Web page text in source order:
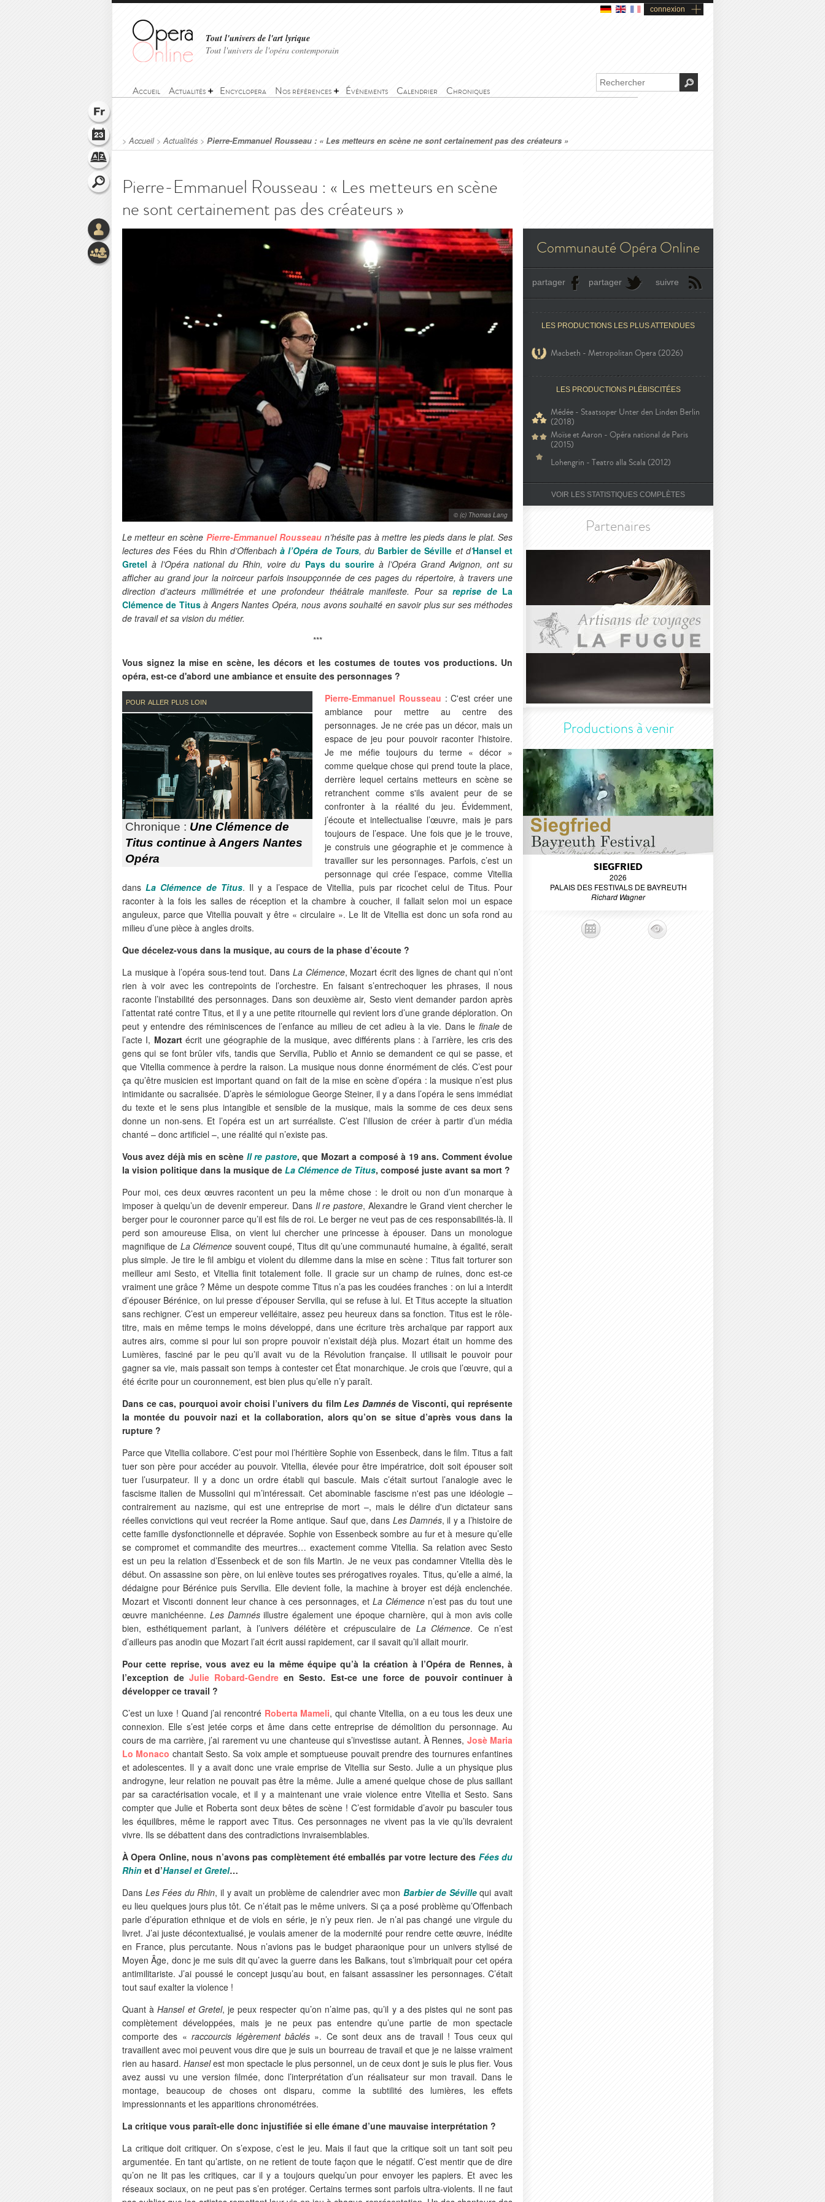
connexion
Tout l'univers de l'art lyrique
Tout l'univers de l'opéra contemporain
Accueil Actualités Encyclopera Nos références Événements Calendrier Chroniques
>Accueil>Actualités > Pierre-Emmanuel Rousseau : « Les metteurs en scène ne sont certainement pas des créateurs »
Pierre-Emmanuel Rousseau : « Les metteurs en scène
ne sont certainement pas des créateurs »
© (c) Thomas Lang
Le metteur en scène Pierre-Emmanuel Rousseau n’hésite pas à mettre les pieds dans le plat. Ses
lectures des Fées du Rhin d’Offenbachà l’Opéra de Tours, du Barbier de Séville et d’Hansel et
Gretel à l’Opéra national du Rhin, voire du Pays du sourireà l’Opéra Grand Avignon, ont su
afficher au grand jour la noirceur parfois insoupçonnée de ces pages du répertoire, à travers une
direction d’acteurs millimétrée et une profondeur théâtrale manifeste. Pour sareprise de La
Clémence de Titusà Angers Nantes Opéra, nous avons souhaité en savoir plus sur ses méthodes
de travail et sa vision du métier.
***
Vous signez la mise en scène, les décors et les costumes de toutes vos productions. Un
opéra, est-ce d'abord une ambiance et ensuite des personnages ?
pour aller plus loin
Chronique : Une Clémence de
Titus continue à Angers Nantes
Opéra
Pierre-Emmanuel Rousseau : C'est créer une
ambiance pour mettre au centre des
personnages. Je ne crée pas un décor, mais un
espace de jeu pour pouvoir raconter l'histoire.
Je me méfie toujours du terme « décor »
comme quelque chose qui prend toute la place,
derrière lequel certains metteurs en scène se
retranchent comme s'ils avaient peur de se
confronter à la réalité du jeu. Évidemment,
j’écoute et intellectualise l’œuvre, mais je pars
toujours de l’espace. Une fois que je le trouve,
je construis une géographie et je commence à
travailler sur les personnages. Parfois, c’est un
personnage qui crée l’espace, comme Vitellia
dansLa Clémence de Titus. Il y a l’espace de Vitellia, puis par ricochet celui de Titus. Pour
raconter à la fois les salles de réception et la chambre à coucher, il fallait selon moi un espace
anguleux, parce que Vitellia pouvait y être « circulaire ». Le lit de Vitellia est donc un sofa rond au
milieu d’une pièce à angles droits.
Que décelez-vous dans la musique, au cours de la phase d’écoute ?
La musique à l’opéra sous-tend tout. Dans La Clémence, Mozart écrit des lignes de chant qui n’ont
rien à voir avec les contrepoints de l’orchestre. En faisant s’entrechoquer les phrases, il nous
raconte l’instabilité des personnages. Dans son deuxième air, Sesto vient demander pardon après
l’attentat raté contre Titus, et il y a une petite ritournelle qui revient lors d’une grande déploration. On
peut y entendre des réminiscences de l’enfance au milieu de cet adieu à la vie. Dans le finalede
l’acte I, Mozartécrit une géographie de la musique, avec différents plans : à l’arrière, les cris des
gens qui se font brûler vifs, tandis que Servilia, Publio et Annio se demandent ce qui se passe, et
que Vitellia commence à perdre la raison. La musique nous donne énormément de clés. C’est pour
ça qu’être musicien est important quand on fait de la mise en scène d’opéra : la musique n’est plus
intimidante ou sacralisée. D’après le sémiologue George Steiner, il y a dans l’opéra le sens immédiat
du texte et le sens plus intangible et sensible de la musique, mais la somme de ces deux sens
donne un non-sens. Et l’opéra est un art surréaliste. C’est l’illusion de créer à partir d’un média
chanté – donc artificiel –, une réalité qui n’existe pas.
Vous avez déjà mis en scène Il re pastore, que Mozart a composé à 19 ans. Comment évolue
la vision politique dans la musique de La Clémence de Titus, composé juste avant sa mort ?
Pour moi, ces deux œuvres racontent un peu la même chose : le droit ou non d’un monarque à
imposer à quelqu’un de devenir empereur. Dans Il re pastore, Alexandre le Grand vient chercher le
berger pour le couronner parce qu’il est fils de roi. Le berger ne veut pas de ces responsabilités-là. Il
perd son amoureuse Elisa, on vient lui chercher une princesse à épouser. Dans un monologue
magnifique de La Clémence souvent coupé, Titus dit qu’une communauté humaine, à égalité, serait
plus simple. Je tire le fil ambigu et violent du dilemme dans la mise en scène : Titus fait torturer son
meilleur ami Sesto, et Vitellia finit totalement folle. Il gracie sur un champ de ruines, donc est-ce
vraiment une grâce ? Même un despote comme Titus n’a pas les coudées franches : on lui a interdit
d’épouser Bérénice, on lui presse d’épouser Servilia, qui se refuse à lui. Et Titus accepte la situation
sans rechigner. C’est un empereur velléitaire, assez peu heureux dans sa fonction. Titus est le rôle-
titre, mais en même temps le moins développé, dans une écriture très archaïque par rapport aux
autres airs, comme si pour lui son propre pouvoir n’existait déjà plus. Mozart était un homme des
Lumières, fasciné par le peu qu’il avait vu de la Révolution française. Il utilisait le pouvoir pour
gagner sa vie, mais passait son temps à contester cet État monarchique. Je crois que l’œuvre, qui a
été écrite pour un couronnement, est bien plus qu’elle n’y paraît.
Dans ce cas, pourquoi avoir choisi l’univers du filmLes Damnésde Visconti, qui représente
la montée du pouvoir nazi et la collaboration, alors qu’on se situe d’après vous dans la
rupture ?
Parce que Vitellia collabore. C’est pour moi l’héritière Sophie von Essenbeck, dans le film. Titus a fait
tuer son père pour accéder au pouvoir. Vitellia, élevée pour être impératrice, doit soit épouser soit
tuer l’usurpateur. Il y a donc un ordre établi qui bascule. Mais c’était surtout l’analogie avec le
fascisme italien de Mussolini qui m’intéressait. Cet abominable fascisme n'est pas une idéologie –
contrairement au nazisme, qui est une entreprise de mort –, mais le délire d'un dictateur sans
réelles convictions qui veut recréer la Rome antique. Sauf que, dans Les Damnés, il y a l’histoire de
cette famille dysfonctionnelle et dépravée. Sophie von Essenbeck sombre au fur et à mesure qu’elle
se compromet et commandite des meurtres… exactement comme Vitellia. Sa relation avec Sesto
est un peu la relation d’Essenbeck et de son fils Martin. Je ne veux pas condamner Vitellia dès le
début. On assassine son père, on lui enlève toutes ses prérogatives royales. Titus, qu’elle a aimé, la
dédaigne pour Bérénice puis Servilia. Elle devient folle, la machine à broyer est déjà enclenchée.
Mozart et Visconti donnent leur chance à ces personnages, et La Clémence n’est pas du tout une
œuvre manichéenne. Les Damnésillustre également une époque charnière, qui à mon avis colle
bien, esthétiquement parlant, à l’univers délétère et crépusculaire de La Clémence. Ce n’est
d’ailleurs pas anodin que Mozart l’ait écrit aussi rapidement, car il savait qu’il allait mourir.
Pour cette reprise, vous avez eu la même équipe qu’à la création à l’Opéra de Rennes, à
l’exception deJulie Robard-Gendre en Sesto. Est-ce une force de pouvoir continuer à
développer ce travail ?
C’est un luxe ! Quand j’ai rencontré Roberta Mameli, qui chante Vitellia, on a eu tous les deux une
connexion. Elle s’est jetée corps et âme dans cette entreprise de démolition du personnage. Au
cours de ma carrière, j’ai rarement vu une chanteuse qui s’investisse autant. À Rennes, Josè Maria
Lo Monaco chantait Sesto. Sa voix ample et somptueuse pouvait prendre des tournures enfantines
et adolescentes. Il y a avait donc une vraie emprise de Vitellia sur Sesto. Julie a un physique plus
androgyne, leur relation ne pouvait pas être la même. Julie a amené quelque chose de plus saillant
par sa caractérisation vocale, et il y a maintenant une vraie violence entre Vitellia et Sesto. Sans
compter que Julie et Roberta sont deux bêtes de scène ! C’est formidable d’avoir pu basculer tous
les équilibres, même le rapport avec Titus. Ces personnages ne vivent pas la vie qu’ils devraient
vivre. Ils se débattent dans des contradictions invraisemblables.
À Opera Online, nous n’avons pas complètement été emballés par votre lecture des Fées du
Rhin et d’Hansel et Gretel…
Dans Les Fées du Rhin, il y avait un problème de calendrier avec mon Barbier de Sévillequi avait
eu lieu quelques jours plus tôt. Ce n’était pas le même univers. Si ça a posé problème qu’Offenbach
parle d’épuration ethnique et de viols en série, je n’y peux rien. Je n’ai pas changé une virgule du
livret. J’ai juste décontextualisé, je voulais amener de la modernité pour rendre cette œuvre, inédite
en France, plus percutante. Nous n’avions pas le budget pharaonique pour un univers stylisé de
Moyen Âge, donc je me suis dit qu’avec la guerre dans les Balkans, tout s’imbriquait pour cet opéra
antimilitariste. J’ai poussé le concept jusqu’au bout, en faisant assassiner les personnages. C’était
tout sauf exalter la violence !
Quant àHansel et Gretel, je peux respecter qu’on n’aime pas, qu’il y a des pistes qui ne sont pas
complètement développées, mais je ne peux pas entendre qu’une partie de mon spectacle
comporte des «raccourcis légèrement bâclés». Ce sont deux ans de travail ! Tous ceux qui
travaillent avec moi peuvent vous dire que je suis un bourreau de travail et que je ne laisse vraiment
rien au hasard. Hanselest mon spectacle le plus personnel, un de ceux dont je suis le plus fier. Vous
avez aussi vu une version filmée, donc l’interprétation d’un réalisateur sur mon travail. Dans le
montage, beaucoup de choses ont disparu, comme la subtilité des lumières, les effets
impressionnants et les apparitions chronométrées.
La critique vous paraît-elle donc injustifiée si elle émane d’une mauvaise interprétation ?
La critique doit critiquer. On s’expose, c’est le jeu. Mais il faut que la critique soit un tant soit peu
argumentée. En tant qu’artiste, on ne retient de toute façon que le négatif. C’est mentir que de dire
qu’on ne lit pas les critiques, car il y a toujours quelqu’un pour envoyer les papiers. Et avec les
réseaux sociaux, on ne peut pas s’en protéger. Certains termes sont parfois ultra-violents. Il ne faut
Communauté Opéra Online
partager partager suivre
LES PRODUCTIONS LES PLUS ATTENDUES
Macbeth - Metropolitan Opera (2026)
LES PRODUCTIONS PLÉBISCITÉES
Médée - Staatsoper Unter den Linden Berlin
(2018)
Moïse et Aaron - Opéra national de Paris
(2015)
Lohengrin - Teatro alla Scala (2012)
VOIR LES STATISTIQUES COMPLÈTES
Partenaires
Productions à venir
SIEGFRIED
2026
PALAIS DES FESTIVALS DE BAYREUTH
Richard Wagner